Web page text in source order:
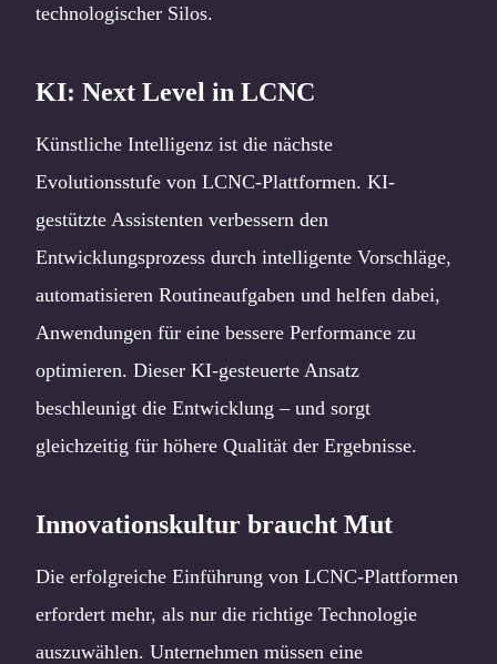
technologischer Silos.
KI: Next Level in LCNC
Künstliche Intelligenz ist die nächste
Evolutionsstufe von LCNC-Plattformen. KI-
gestützte Assistenten verbessern den
Entwicklungsprozess durch intelligente Vorschläge,
automatisieren Routineaufgaben und helfen dabei,
Anwendungen für eine bessere Performance zu
optimieren. Dieser KI-gesteuerte Ansatz
beschleunigt die Entwicklung – und sorgt
gleichzeitig für höhere Qualität der Ergebnisse.
Innovationskultur braucht Mut
Die erfolgreiche Einführung von LCNC-Plattformen
erfordert mehr, als nur die richtige Technologie
auszuwählen. Unternehmen müssen eine